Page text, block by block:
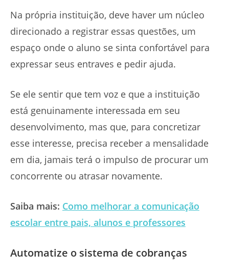
Na própria instituição, deve haver um núcleo
direcionado a registrar essas questões, um
espaço onde o aluno se sinta confortável para
expressar seus entraves e pedir ajuda.
Se ele sentir que tem voz e que a instituição
está genuinamente interessada em seu
desenvolvimento, mas que, para concretizar
esse interesse, precisa receber a mensalidade
em dia, jamais terá o impulso de procurar um
concorrente ou atrasar novamente.
Saiba mais: Como melhorar a comunicação
escolar entre pais, alunos e professores
Automatize o sistema de cobranças